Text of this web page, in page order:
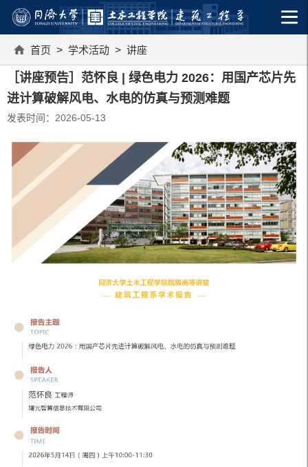
首页 > 学术活动 > 讲座
［讲座预告］范怀良 | ‌‌绿色电力 2026：用国产芯片先
进计算破解风电、水电的仿真与预测难题
发表时间：2026-05-13